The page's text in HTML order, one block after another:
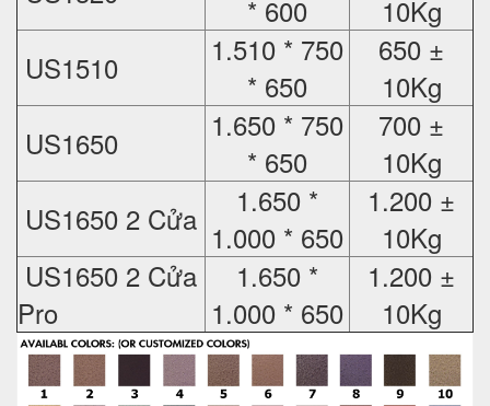
* 600
10Kg
US1510
1.510 * 750
* 650
650 ±
10Kg
US1650
1.650 * 750
* 650
700 ±
10Kg
US1650 2 Cửa
1.650 *
1.000 * 650
1.200 ±
10Kg
US1650 2 Cửa
Pro
1.650 *
1.000 * 650
1.200 ±
10Kg